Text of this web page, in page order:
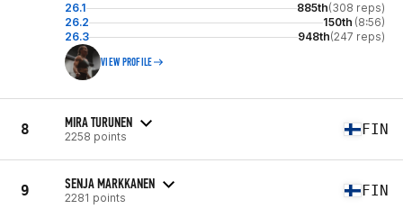
26.1 885th(308 reps)
26.2
150th (8:56)
26.3
948th(247 reps)
VIEW PROFILE
8 MIRA TURUNEN
2258 points FIN
9 SENJA MARKKANEN
2281 points FIN